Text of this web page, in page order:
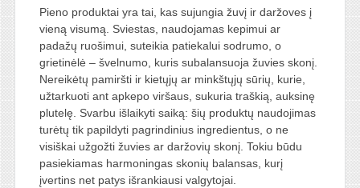
Pieno produktai yra tai, kas sujungia žuvį ir daržoves į
vieną visumą. Sviestas, naudojamas kepimui ar
padažų ruošimui, suteikia patiekalui sodrumo, o
grietinėlė – švelnumo, kuris subalansuoja žuvies skonį.
Nereikėtų pamiršti ir kietųjų ar minkštųjų sūrių, kurie,
užtarkuoti ant apkepo viršaus, sukuria traškią, auksinę
plutelę. Svarbu išlaikyti saiką: šių produktų naudojimas
turėtų tik papildyti pagrindinius ingredientus, o ne
visiškai užgožti žuvies ar daržovių skonį. Tokiu būdu
pasiekiamas harmoningas skonių balansas, kurį
įvertins net patys išrankiausi valgytojai.